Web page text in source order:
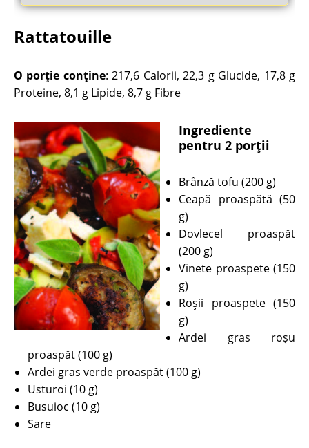
Rattatouille
O porție conține: 217,6 Calorii, 22,3 g Glucide, 17,8 g
Proteine, 8,1 g Lipide, 8,7 g Fibre
Ingrediente
pentru 2 porții
Brânză tofu (200 g)
Ceapă proaspătă (50
g)
Dovlecel proaspăt
(200 g)
Vinete proaspete (150
g)
Roşii proaspete (150
g)
Ardei gras roşu
proaspăt (100 g)
Ardei gras verde proaspăt (100 g)
Usturoi (10 g)
Busuioc (10 g)
Sare